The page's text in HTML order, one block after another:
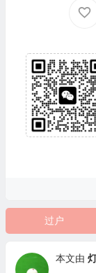
过户
本文由